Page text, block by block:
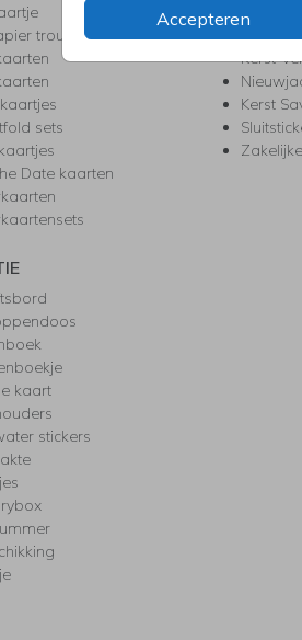
Accepteren
trouwkaarten
sets
Date kaarten
kaart
stickers
Kerst
Kerst-
Kerst